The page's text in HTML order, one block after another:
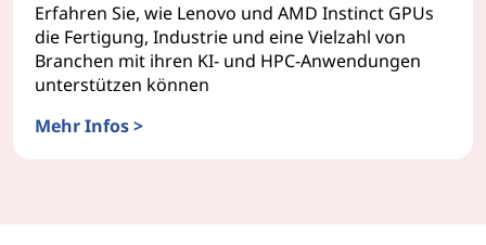
Erfahren Sie, wie Lenovo und AMD Instinct GPUs
die Fertigung, Industrie und eine Vielzahl von
Branchen mit ihren KI- und HPC-Anwendungen
unterstützen können
Mehr Infos >